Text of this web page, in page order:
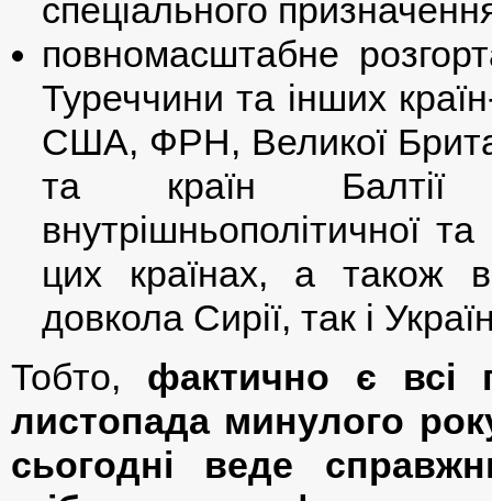
спеціального
повномасштабне
Туреччини та інших
США, ФРН, Великої
та країн Балтії
внутрішньополітичної
цих країнах, а також
довкола Сирії, так і
Тобто, фактично є всі
листопада минулого
сьогодні веде